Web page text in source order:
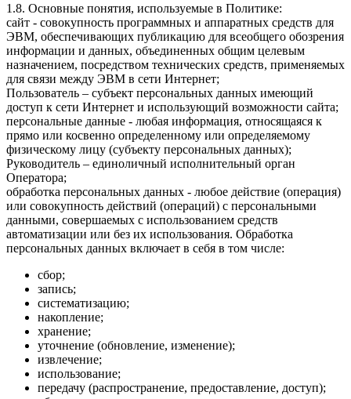
1.8. Основные понятия, используемые в Политике:
сайт - совокупность программных и аппаратных средств для
ЭВМ, обеспечивающих публикацию для всеобщего обозрения
информации и данных, объединенных общим целевым
назначением, посредством технических средств, применяемых
для связи между ЭВМ в сети Интернет;
Пользователь – субъект персональных данных имеющий
доступ к сети Интернет и использующий возможности сайта;
персональные данные - любая информация, относящаяся к
прямо или косвенно определенному или определяемому
физическому лицу (субъекту персональных данных);
Руководитель – единоличный исполнительный орган
Оператора;
обработка персональных данных - любое действие (операция)
или совокупность действий (операций) с персональными
данными, совершаемых с использованием средств
автоматизации или без их использования. Обработка
персональных данных включает в себя в том числе:
сбор;
запись;
систематизацию;
накопление;
хранение;
уточнение (обновление, изменение);
извлечение;
использование;
передачу (распространение, предоставление, доступ);